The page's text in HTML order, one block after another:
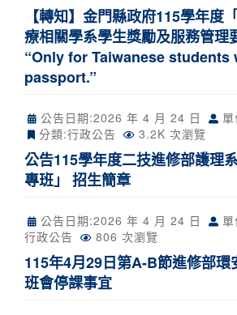
【轉知】金門縣政府115學年度
療相關學系學生獎勵及服務管理
“Only for Taiwanese students
passport.”
公告日期:2026 年 4 月 24 日
分類:行政公告 3.2K 次瀏覽
公告115學年度二技進修部護理
專班」 招生簡章
公告日期:2026 年 4 月 24 日
行政公告
806 次瀏覽
115年4月29日第A-B節進修部環
班會停課事宜